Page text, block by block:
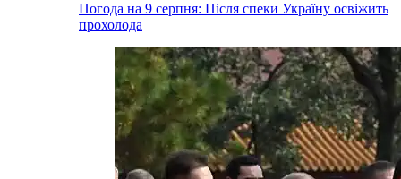
Погода на 9 серпня: Після спеки Україну освіжить
прохолода